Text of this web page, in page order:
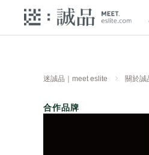
迷誠品｜meet eslite 關於誠
合作品牌